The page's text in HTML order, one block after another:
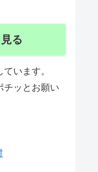
る
います。
チッとお願い